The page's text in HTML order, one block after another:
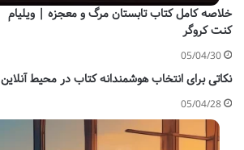
خلاصه کامل کتاب تابستان مرگ و معجزه | ویلیام
کنت کروگر
05/04/30
نکاتی برای انتخاب هوشمندانه کتاب در محیط آنلاین
05/04/28